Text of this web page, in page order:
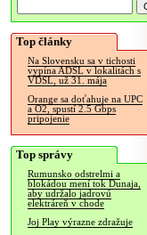
Top články
Na Slovensku sa v tichosti
vypína ADSL v lokalitách s
VDSL, už 31. mája
Orange sa doťahuje na UPC
a O2, spustí 2.5 Gbps
pripojenie
Top správy
Rumunsko odstrelmi a
blokádou mení tok Dunaja,
aby udržalo jadrovú
elektráreň v chode
Joj Play výrazne zdražuje